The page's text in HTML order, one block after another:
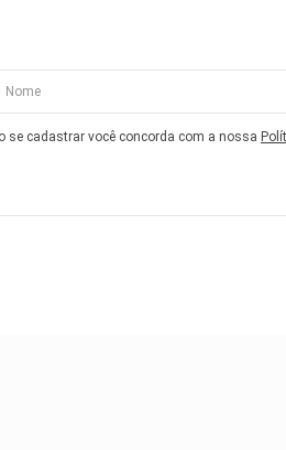
se cadastrar você concorda com a nossa